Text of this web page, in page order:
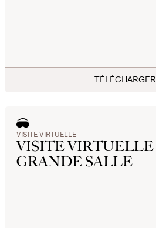
TÉLÉCHARGER
VISITE VIRTUELLE
VISITE VIRTUELLE
GRANDE SALLE